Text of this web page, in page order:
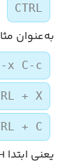
CTRL
به‌عنوان
x C-c
+ X
+ C